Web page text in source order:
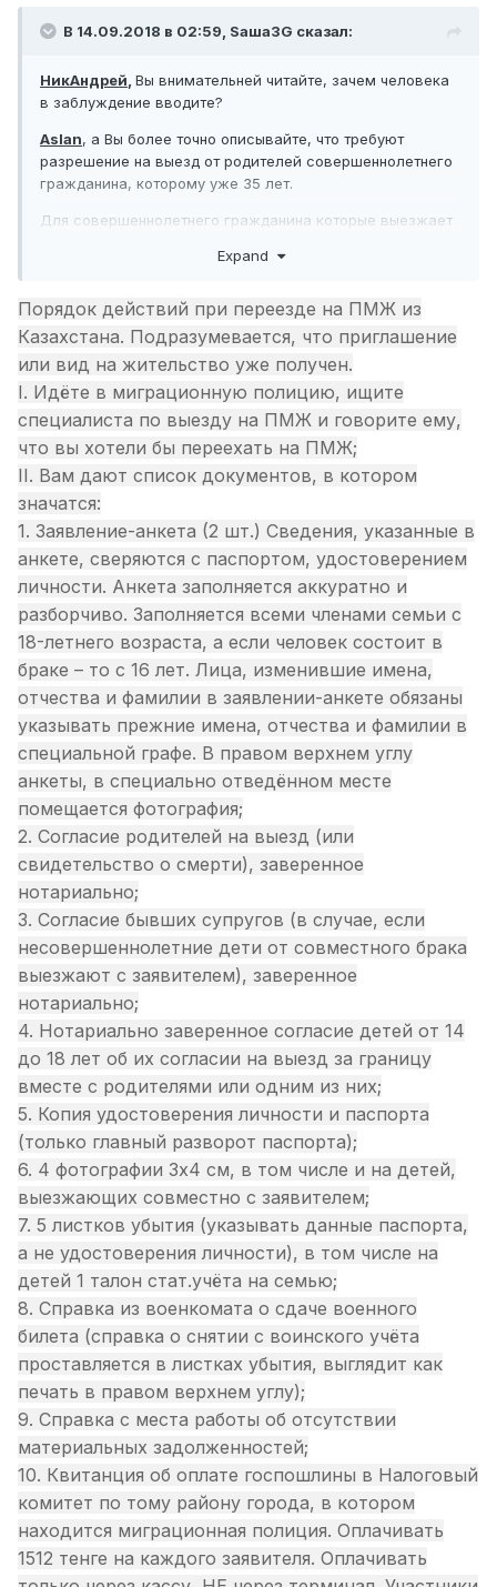
В 14.09.2018 в 02:59, Sаша3G сказал:
НикАндрей, Вы внимательней читайте, зачем человека
в заблуждение вводите?
Aslan, а Вы более точно описывайте, что требуют
разрешение на выезд от родителей совершеннолетнего
гражданина, которому уже 35 лет.
Для совершеннолетнего гражданина которые выезжает
Expand
Порядок действий при переезде на ПМЖ из
Казахстана. Подразумевается, что приглашение
или вид на жительство уже получен.
I. Идёте в миграционную полицию, ищите
специалиста по выезду на ПМЖ и говорите ему,
что вы хотели бы переехать на ПМЖ;
II. Вам дают список документов, в котором
значатся:
1. Заявление-анкета (2 шт.) Сведения, указанные в
анкете, сверяются с паспортом, удостоверением
личности. Анкета заполняется аккуратно и
разборчиво. Заполняется всеми членами семьи с
18-летнего возраста, а если человек состоит в
браке – то с 16 лет. Лица, изменившие имена,
отчества и фамилии в заявлении-анкете обязаны
указывать прежние имена, отчества и фамилии в
специальной графе. В правом верхнем углу
анкеты, в специально отведённом месте
помещается фотография;
2. Согласие родителей на выезд (или
свидетельство о смерти), заверенное
нотариально;
3. Согласие бывших супругов (в случае, если
несовершеннолетние дети от совместного брака
выезжают с заявителем), заверенное
нотариально;
4. Нотариально заверенное согласие детей от 14
до 18 лет об их согласии на выезд за границу
вместе с родителями или одним из них;
5. Копия удостоверения личности и паспорта
(только главный разворот паспорта);
6. 4 фотографии 3х4 см, в том числе и на детей,
выезжающих совместно с заявителем;
7. 5 листков убытия (указывать данные паспорта,
а не удостоверения личности), в том числе на
детей 1 талон стат.учёта на семью;
8. Справка из военкомата о сдаче военного
билета (справка о снятии с воинского учёта
проставляется в листках убытия, выглядит как
печать в правом верхнем углу);
9. Справка с места работы об отсутствии
материальных задолженностей;
10. Квитанция об оплате госпошлины в Налоговый
комитет по тому району города, в котором
находится миграционная полиция. Оплачивать
1512 тенге на каждого заявителя. Оплачивать